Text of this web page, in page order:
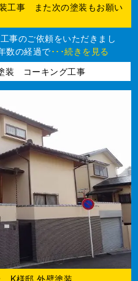
事 また次の塗装もお願い
事のご依頼をいただきまし
数の経過で･･･続きを見る
装 コーキング工事